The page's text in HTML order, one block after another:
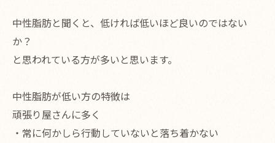
中性脂肪と聞くと、低ければ低いほど良いのではない
か？
と思われている方が多いと思います。
中性脂肪が低い方の特徴は
頑張り屋さんに多く
・常に何かしら行動していないと落ち着かない